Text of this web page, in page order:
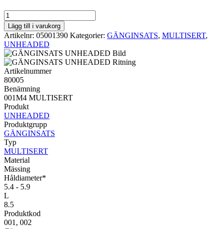
MULTISERT
UNHEADED
001M4
MULTISERT
mängd
Lägg till i varukorg
Artikelnr: 05001390 Kategorier: GÄNGINSATS, MULTISERT,
UNHEADED
Artikelnummer
80005
Benämning
001M4 MULTISERT
Produkt
UNHEADED
Produktgrupp
GÄNGINSATS
Typ
MULTISERT
Material
Mässing
Håldiameter*
5.4 - 5.9
L
8.5
Produktkod
001, 002